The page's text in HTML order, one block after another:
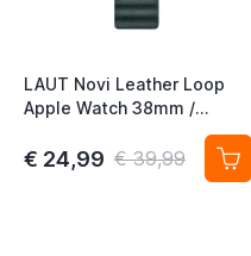
LAUT Novi Leather Loop
Apple Watch 38mm /
40mm / 41mm / 42mm pine
green
€ 24,99 € 39,99